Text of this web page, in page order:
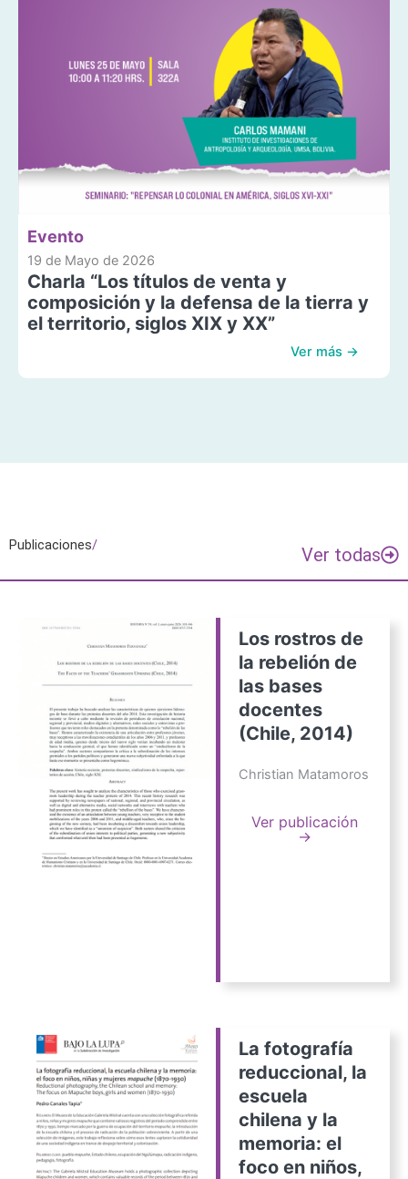
Evento
19 de Mayo de 2026
Charla “Los títulos de venta y
composición y la defensa de la tierra y
el territorio, siglos XIX y XX”
Ver más →
Publicaciones/ Ver todas
Los rostros de
la rebelión de
las bases
docentes
(Chile, 2014)
Christian Matamoros
Ver publicación
→
La fotografía
reduccional, la
escuela
chilena y la
memoria: el
foco en niños,